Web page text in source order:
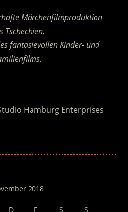
Märchenfilmproduktion
Tschechien,
fantasievollen Kinder- und
Hamburg Enterprises
2018
D F S
S